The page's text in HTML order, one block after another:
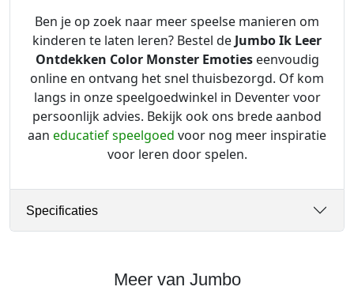
Ben je op zoek naar meer speelse manieren om
kinderen te laten leren? Bestel de Jumbo Ik Leer
Ontdekken Color Monster Emotieseenvoudig
online en ontvang het snel thuisbezorgd. Of kom
langs in onze speelgoedwinkel in Deventer voor
persoonlijk advies. Bekijk ook ons brede aanbod
aan educatief speelgoed voor nog meer inspiratie
voor leren door spelen.
Specificaties
Meer van Jumbo